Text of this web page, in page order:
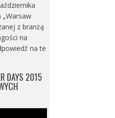
„Warsaw
z branżą
na
na te
DAYS 2015